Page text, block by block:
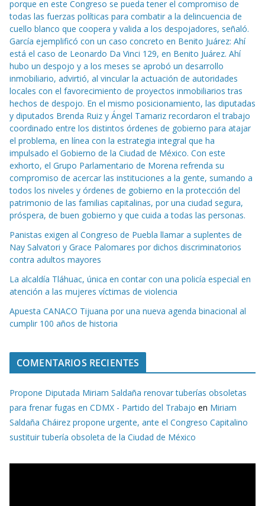
porque en este Congreso se pueda tener el compromiso de
todas las fuerzas políticas para combatir a la delincuencia de
cuello blanco que coopera y valida a los despojadores, señaló.
García ejemplificó con un caso concreto en Benito Juárez: Ahí
está el caso de Leonardo Da Vinci 129, en Benito Juárez. Ahí
hubo un despojo y a los meses se aprobó un desarrollo
inmobiliario, advirtió, al vincular la actuación de autoridades
locales con el favorecimiento de proyectos inmobiliarios tras
hechos de despojo. En el mismo posicionamiento, las diputadas
y diputados Brenda Ruiz y Ángel Tamariz recordaron el trabajo
coordinado entre los distintos órdenes de gobierno para atajar
el problema, en línea con la estrategia integral que ha
impulsado el Gobierno de la Ciudad de México. Con este
exhorto, el Grupo Parlamentario de Morena refrenda su
compromiso de acercar las instituciones a la gente, sumando a
todos los niveles y órdenes de gobierno en la protección del
patrimonio de las familias capitalinas, por una ciudad segura,
próspera, de buen gobierno y que cuida a todas las personas.
Panistas exigen al Congreso de Puebla llamar a suplentes de
Nay Salvatori y Grace Palomares por dichos discriminatorios
contra adultos mayores
La alcaldía Tláhuac, única en contar con una policía especial en
atención a las mujeres víctimas de violencia
Apuesta CANACO Tijuana por una nueva agenda binacional al
cumplir 100 años de historia
COMENTARIOS RECIENTES
Propone Diputada Miriam Saldaña renovar tuberías obsoletas
para frenar fugas en CDMX - Partido del Trabajo en Miriam
Saldaña Cháirez propone urgente, ante el Congreso Capitalino
sustituir tubería obsoleta de la Ciudad de México